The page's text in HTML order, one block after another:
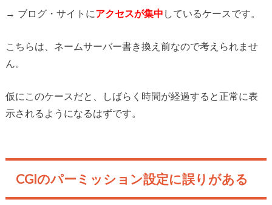
→ ブログ・サイトにアクセスが集中 しているケースです。
こちらは、ネームサーバー書き換え前なので考えられませ
ん。
仮にこのケースだと、しばらく時間が経過すると正常に表
示されるようになるはずです。
CGIのパーミッション設定に誤りがある